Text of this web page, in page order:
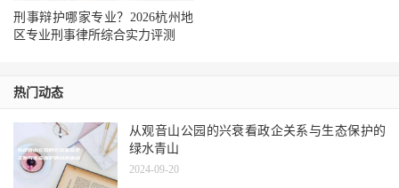
刑事辩护哪家专业？2026杭州地
区专业刑事律所综合实力评测
热门动态
从观音山公园的兴衰看政企关系与生态保护的
绿水青山
2024-09-20